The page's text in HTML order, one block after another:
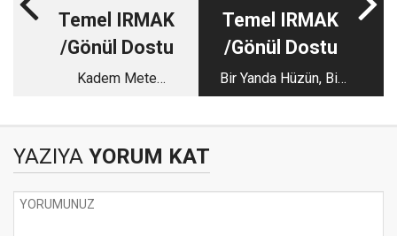
Temel IRMAK
/Gönül Dostu
Kadem Mete
Yenilenmesine
Temel IRMAK
/Gönül Dostu
Bir Yanda Hüzün, Bir
Yanda Sevinç…
YAZIYA YORUM KAT